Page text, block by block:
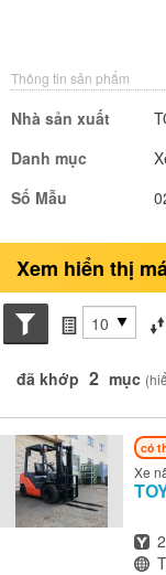
Thông tin sản phẩm
Nhà sản xuất
Danh mục
Số Mẫu
Xem hiển thị
Searchcác
đã khớp 2 mục
có
Xe